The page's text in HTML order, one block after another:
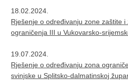
18.02.2024.
Rješenje o određivanju zone zaštite
ograničenja III u Vukovarsko-
19.07.2024.
Rješenje o određivanju zona
svinjske u Splitsko-dalmatinskoj